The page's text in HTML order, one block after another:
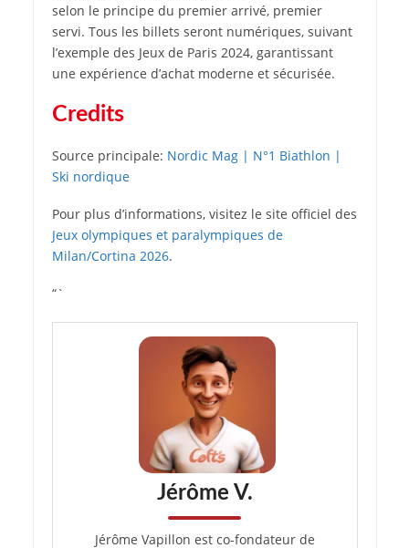
selon le principe du premier arrivé, premier
servi. Tous les billets seront numériques, suivant
l’exemple des Jeux de Paris 2024, garantissant
une expérience d’achat moderne et sécurisée.
Credits
Source principale: Nordic Mag | N°1 Biathlon |
Ski nordique
Pour plus d’informations, visitez le site officiel des
Jeux olympiques et paralympiques de
Milan/Cortina 2026.
“`
Jérôme V.
Jérôme Vapillon est co-fondateur de